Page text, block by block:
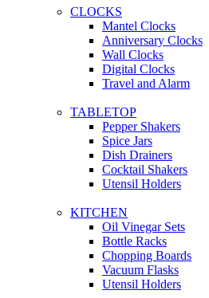
CLOCKS
Mantel Clocks
Anniversary Clocks
Wall Clocks
Digital Clocks
Travel and Alarm
TABLETOP
Pepper Shakers
Spice Jars
Dish Drainers
Сocktail Shakers
Utensil Holders
KITCHEN
Oil Vinegar Sets
Bottle Racks
Chopping Boards
Vacuum Flasks
Utensil Holders